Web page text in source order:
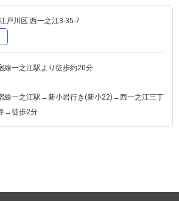
戸川区 西一之江3-35-7
線一之江駅より徒歩約20分
線一之江駅→新小岩行き(新小22)→西一之江三丁